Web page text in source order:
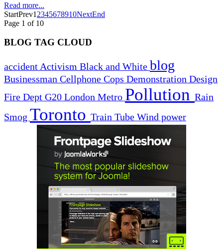
Read more...
StartPrev1 2345678910NextEnd
Page 1 of 10
BLOG TAG CLOUD
accident Activism Black and White blog
Businessman Cellphone Cops Demonstration Design
Fire Dept G20 London Metro Pollution Rain
Smog Toronto Train Tube Wind power